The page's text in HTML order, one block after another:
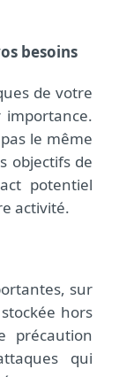
besoins
de votre
importance.
le même
objectifs de
potentiel
activité.
sur
hors
précaution
qui